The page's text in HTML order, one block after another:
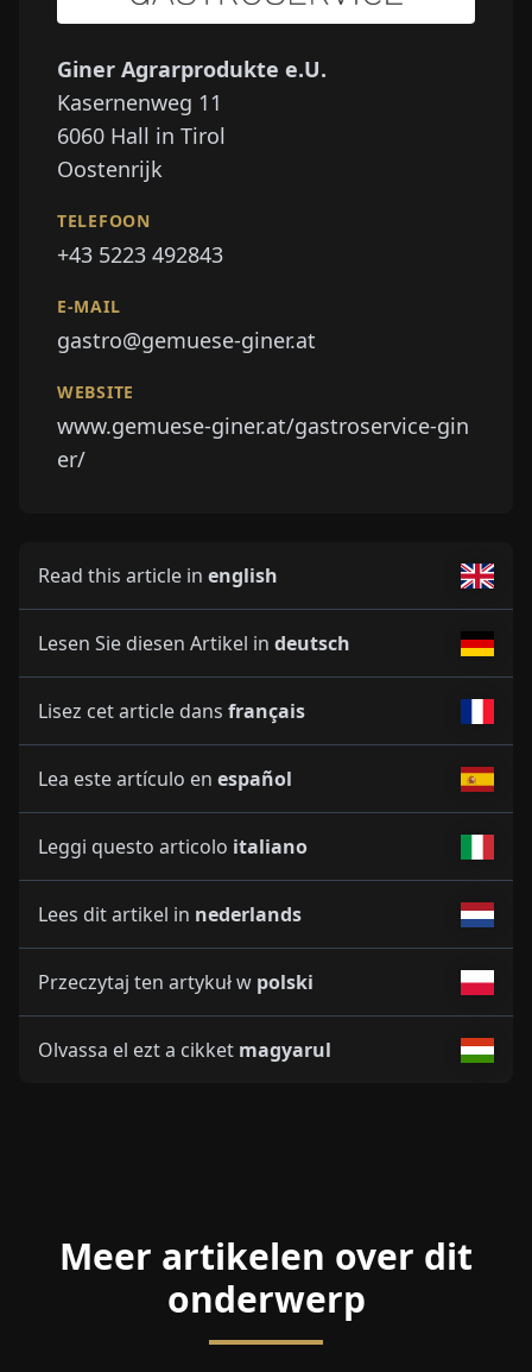
Giner Agrarprodukte e.U.
Kasernenweg 11
6060 Hall in Tirol
Oostenrijk
TELEFOON
+43 5223 492843
E-MAIL
gastro@gemuese-giner.at
WEBSITE
www.gemuese-giner.at/gastroservice-gin
er/
Read this article in english
Lesen Sie diesen Artikel in deutsch
Lisez cet article dans français
Lea este artículo en español
Leggi questo articolo italiano
Lees dit artikel in nederlands
Przeczytaj ten artykuł w polski
Olvassa el ezt a cikket magyarul
Meer artikelen over dit
onderwerp